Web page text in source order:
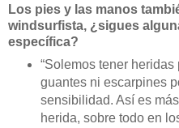
Los pies y las manos
windsurfista, ¿sigues
específica?
“Solemos tener
guantes ni escarpines
sensibilidad. Así es
herida, sobre todo en